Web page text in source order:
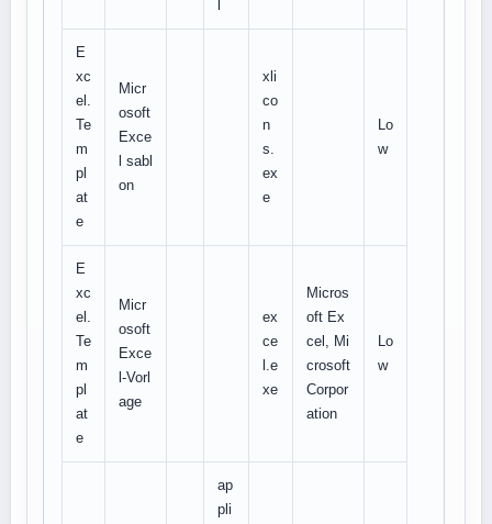
E
xc
el.
Te
m
pl
at
e
Micr
osoft
Exce
l sabl
on
xli
co
n
s.
ex
e
Lo
w
E
xc
el.
Te
m
pl
at
e
Micr
osoft
Exce
l-Vorl
age
ex
ce
l.e
xe
Micros
oft Ex
cel, Mi
crosoft
Corpor
ation
Lo
w
ap
pli